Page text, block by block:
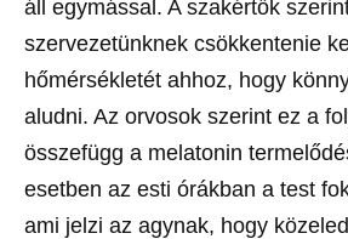
áll egymással. A szakértők
szervezetünknek csökkentenie
hőmérsékletét ahhoz, hogy
aludni. Az orvosok szerint ez a
összefügg a melatonin
esetben az esti órákban a test
ami jelzi az agynak, hogy